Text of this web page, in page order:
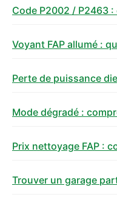
Code P2002 / P2463
Voyant FAP allumé :
Perte de puissance
Mode dégradé :
Prix nettoyage FAP :
Trouver un garage